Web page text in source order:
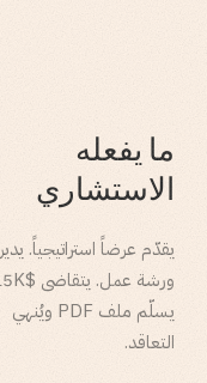
ما يفعله
الاستشاري
يقدّم عرضاً استراتيجياً. يدير
يسلّم ملف PDF ويُنهي
التعاقد.